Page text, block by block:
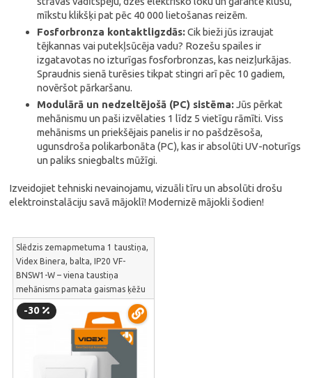
mīkstu klikšķi pat pēc 40 000 lietošanas reizēm.
Fosforbronza kontaktligzdās:Cik bieži jūs izraujat
tējkannas vai putekļsūcēja vadu? Rozešu spailes ir
izgatavotas no izturīgas fosforbronzas, kas neizļurkājas.
Spraudnis sienā turēsies tikpat stingri arī pēc 10 gadiem,
novēršot pārkaršanu.
Modulārā un nedzeltējošā (PC) sistēma:Jūs pērkat
mehānismu un paši izvēlaties 1 līdz 5 vietīgu rāmīti. Viss
mehānisms un priekšējais panelis ir no pašdzēsoša,
ugunsdroša polikarbonāta (PC), kas ir absolūti UV-noturīgs
un paliks sniegbalts mūžīgi.
Izveidojiet tehniski nevainojamu, vizuāli tīru un absolūti drošu
elektroinstalāciju savā mājoklī! Modernizē mājokli šodien!
Slēdzis zemapmetuma 1 taustiņa,
Videx Binera, balta, IP20 VF-
BNSW1-W – viena taustiņa
mehānisms pamata gaismas ķēžu
ieslēgšanai | VF-BNSW1-W
-30